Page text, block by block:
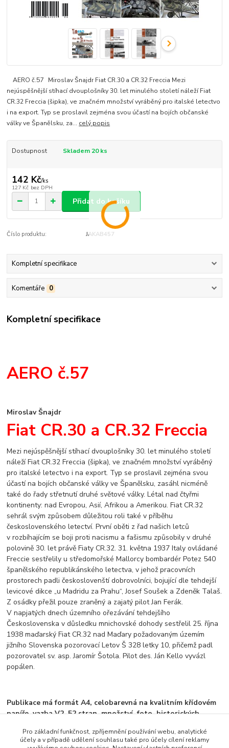
AERO č.57 Miroslav Šnajdr Fiat CR.30 a CR.32 Freccia Mezi
nejúspěšnější stíhací dvouplošníky 30. let minulého století náleží Fiat
CR.32 Freccia (šipka), ve značném množství vyráběný pro italské letectvo
i na export. Typ se proslavil zejména svou účastí na bojích občanské
války ve Španělsku, za... celý popis
Dostupnost Skladem 20 ks
142 Kč/ks
127 Kč bez DPH
Přidat do košíku
Číslo produktu: JAKAB457
Kompletní specifikace
Komentáře 0
Kompletní specifikace
AERO č.57
Miroslav Šnajdr
Fiat CR.30 a CR.32 Freccia
Mezi nejúspěšnější stíhací dvouplošníky 30. let minulého století
náleží Fiat CR.32 Freccia (šipka), ve značném množství vyráběný
pro italské letectvo i na export. Typ se proslavil zejména svou
účastí na bojích občanské války ve Španělsku, zasáhl nicméně
také do řady střetnutí druhé světové války. Létal nad čtyřmi
kontinenty: nad Evropou, Asií, Afrikou a Amerikou. Fiat CR.32
sehrál svým způsobem důležitou roli také v příběhu
československého letectví. První oběti z řad našich letců
v rozbíhajícím se boji proti nacismu a fašismu způsobily v druhé
polovině 30. let právě Fiaty CR.32. 31. května 1937 Italy ovládané
Freccie sestřelily u středomořské Mallorcy bombardér Potez 540
španělského republikánského letectva, v jehož pracovních
prostorech padli českoslovenští dobrovolníci, bojující dle tehdejší
levicové dikce „u Madridu za Prahu“, Josef Soušek a Zdeněk Talaš.
Z osádky přežil pouze zraněný a zajatý pilot Jan Ferák.
V napjatých dnech územního ořezávání tehdejšího
Československa v důsledku mnichovské dohody sestřelil 25. října
1938 maďarský Fiat CR.32 nad Maďary požadovaným územím
jižního Slovenska pozorovací Letov Š 328 letky 10, přičemž padl
pozorovatel sv. asp. Jaromír Šotola. Pilot des. Ján Kello vyvázl
popálen.
Publikace má formát A4, celobarevná na kvalitním křídovém
papíře, vazba V2, 52 stran, množství foto historických
Pro základní funkčnost, zpříjemnění používání webu, analytické
účely a v případě udělení souhlasu také pro účely cílení reklamy